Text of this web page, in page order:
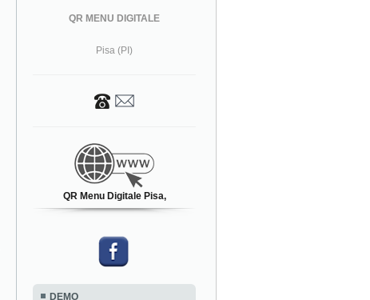
QR MENU DIGITALE
Pisa (PI)
QR Menu Digitale Pisa,
DEMO